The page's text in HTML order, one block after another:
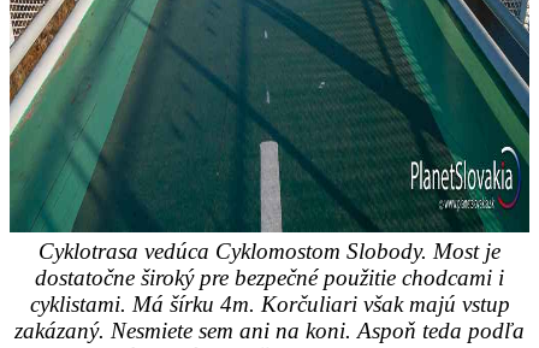
Cyklotrasa vedúca Cyklomostom Slobody. Most je
dostatočne široký pre bezpečné použitie chodcami i
cyklistami. Má šírku 4m. Korčuliari však majú vstup
zakázaný. Nesmiete sem ani na koni. Aspoň teda podľa